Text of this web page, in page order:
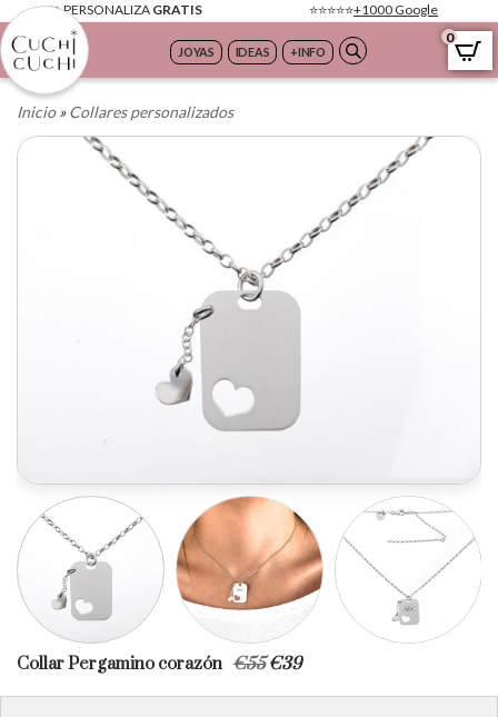
Saltar
contenido
✏️ PERSONALIZA GRATIS ⭐️⭐️⭐️⭐️⭐️+1000 Google
JOYAS IDEAS +INFO
Inicio»Collares personalizados
Collar Pergamino corazón €55 €39
0